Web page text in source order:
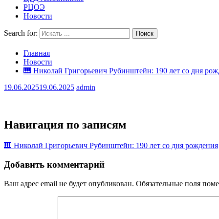
РЦОЭ
Новости
Search for:
Главная
Новости
🎹 Николай Григорьевич Рубинштейн: 190 лет со дня
19.06.202519.06.2025 admin
Навигация по записям
🎹 Николай Григорьевич Рубинштейн: 190 лет со дня рождения
Добавить комментарий
Ваш адрес email не будет опубликован. Обязательные поля